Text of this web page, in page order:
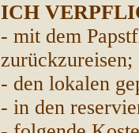
ICH
- mit dem
zurückzureisen;
- den lokalen
- in den